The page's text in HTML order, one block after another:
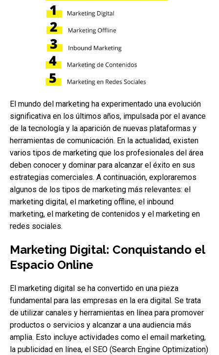
El mundo del marketing ha experimentado una evolución
significativa en los últimos años, impulsada por el avance
de la tecnología y la aparición de nuevas plataformas y
herramientas de comunicación. En la actualidad, existen
varios tipos de marketing que los profesionales del área
deben conocer y dominar para alcanzar el éxito en sus
estrategias comerciales. A continuación, exploraremos
algunos de los tipos de marketing más relevantes: el
marketing digital, el marketing offline, el inbound
marketing, el marketing de contenidos y el marketing en
redes sociales.
Marketing Digital: Conquistando el
Espacio Online
El marketing digital se ha convertido en una pieza
fundamental para las empresas en la era digital. Se trata
de utilizar canales y herramientas en línea para promover
productos o servicios y alcanzar a una audiencia más
amplia. Esto incluye actividades como el email marketing,
la publicidad en línea, el SEO (Search Engine Optimization)